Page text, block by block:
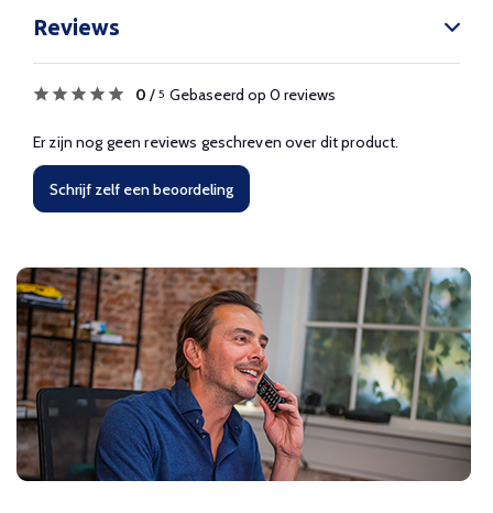
Reviews
0 / 5 Gebaseerd op 0 reviews
Er zijn nog geen reviews geschreven over dit product.
Schrijf zelf een beoordeling